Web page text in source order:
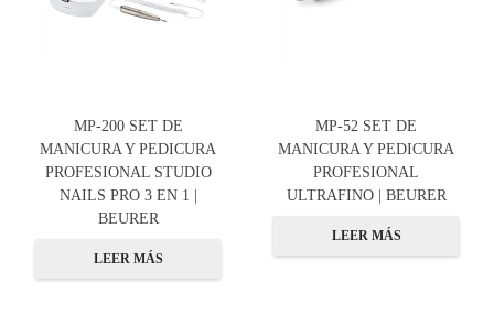
MP-200 SET DE
MANICURA Y PEDICURA
PROFESIONAL STUDIO
NAILS PRO 3 EN 1 |
BEURER
LEER MÁS
MP-52 SET DE
MANICURA Y PEDICURA
PROFESIONAL
ULTRAFINO | BEURER
LEER MÁS